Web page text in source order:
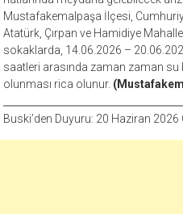
Mustafakemalpaşa İlçesi,
Atatürk, Çırpan ve Hamidiye
sokaklarda, 14.06.2026 –
saatleri arasında zaman zaman su
olunması rica olunur.
Buski’den Duyuru: 20 Haziran 2026